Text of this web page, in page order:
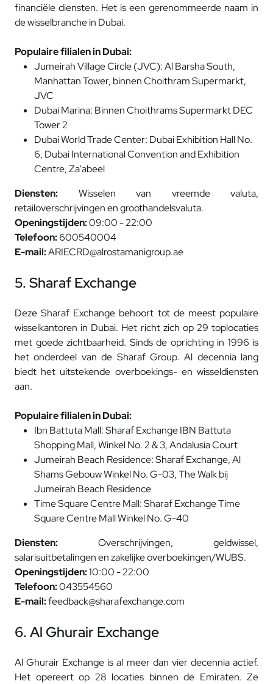
financiële diensten. Het is een gerenommeerde naam in
de wisselbranche in Dubai.
Populaire filialen in Dubai:
Jumeirah Village Circle (JVC): Al Barsha South,
Manhattan Tower, binnen Choithram Supermarkt,
JVC
Dubai Marina: Binnen Choithrams Supermarkt DEC
Tower 2
Dubai World Trade Center: Dubai Exhibition Hall No.
6, Dubai International Convention and Exhibition
Centre, Za'abeel
Diensten: Wisselen van vreemde valuta,
retailoverschrijvingen en groothandelsvaluta.
Openingstijden:09:00 - 22:00
Telefoon:600540004
E-mail:ARIECRD@alrostamanigroup.ae
5. Sharaf Exchange
Deze Sharaf Exchange behoort tot de meest populaire
wisselkantoren in Dubai. Het richt zich op 29 toplocaties
met goede zichtbaarheid. Sinds de oprichting in 1996 is
het onderdeel van de Sharaf Group. Al decennia lang
biedt het uitstekende overboekings- en wisseldiensten
aan.
Populaire filialen in Dubai:
Ibn Battuta Mall: Sharaf Exchange IBN Battuta
Shopping Mall, Winkel No. 2 & 3, Andalusia Court
Jumeirah Beach Residence: Sharaf Exchange, Al
Shams Gebouw Winkel No. G-03, The Walk bij
Jumeirah Beach Residence
Time Square Centre Mall: Sharaf Exchange Time
Square Centre Mall Winkel No. G-40
Diensten: Overschrijvingen, geldwissel,
salarisuitbetalingen en zakelijke overboekingen/WUBS.
Openingstijden:10:00 - 22:00
Telefoon:043554560
E-mail:feedback@sharafexchange.com
6. Al Ghurair Exchange
Al Ghurair Exchange is al meer dan vier decennia actief.
Het opereert op 28 locaties binnen de Emiraten. Ze